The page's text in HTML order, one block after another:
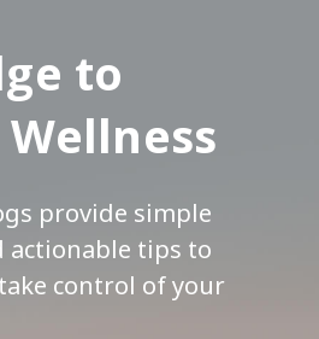
to
provide simple
actionable tips to
control of your